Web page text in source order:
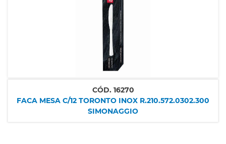
CÓD. 16270
FACA MESA C/12 TORONTO INOX R.210.572.0302.300
SIMONAGGIO